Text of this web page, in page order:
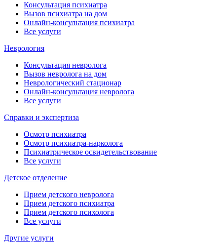
Консультация психиатра
Вызов психиатра на дом
Онлайн-консультация психиатра
Все услуги
Неврология
Консультация невролога
Вызов невролога на дом
Неврологический стационар
Онлайн-консультация невролога
Все услуги
Справки и экспертиза
Осмотр психиатра
Осмотр психиатра-нарколога
Психиатрическое освидетельствование
Все услуги
Детское отделение
Прием детского невролога
Прием детского психиатра
Прием детского психолога
Все услуги
Другие услуги